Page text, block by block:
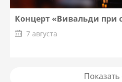
Концерт «Вивальди при
7 августа